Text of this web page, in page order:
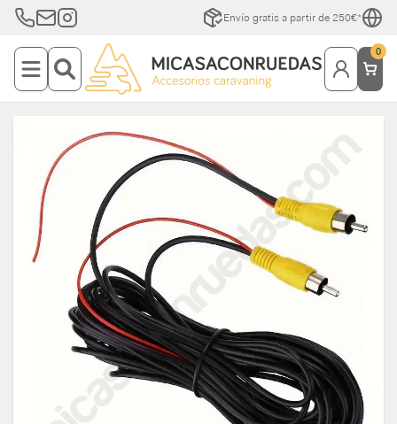
Envío gratis a partir de 250€*
0